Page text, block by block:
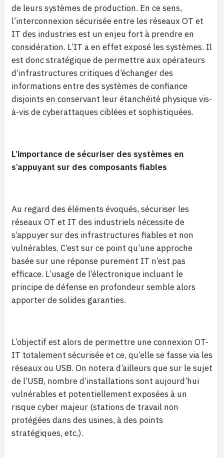
de leurs systèmes de production. En ce sens,
l’interconnexion sécurisée entre les réseaux OT et
IT des industries est un enjeu fort à prendre en
considération. L’IT a en effet exposé les systèmes. Il
est donc stratégique de permettre aux opérateurs
d’infrastructures critiques d’échanger des
informations entre des systèmes de confiance
disjoints en conservant leur étanchéité physique vis-
à-vis de cyberattaques ciblées et sophistiquées.
L’importance de sécuriser des systèmes en
s’appuyant sur des composants fiables
Au regard des éléments évoqués, sécuriser les
réseaux OT et IT des industriels nécessite de
s’appuyer sur des infrastructures fiables et non
vulnérables. C’est sur ce point qu’une approche
basée sur une réponse purement IT n’est pas
efficace. L’usage de l’électronique incluant le
principe de défense en profondeur semble alors
apporter de solides garanties.
L’objectif est alors de permettre une connexion OT-
IT totalement sécurisée et ce, qu’elle se fasse via les
réseaux ou USB. On notera d’ailleurs que sur le sujet
de l’USB, nombre d’installations sont aujourd’hui
vulnérables et potentiellement exposées à un
risque cyber majeur (stations de travail non
protégées dans des usines, à des points
stratégiques, etc.).